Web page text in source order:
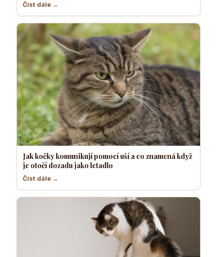
Číst dále →
Jak kočky komunikují pomocí uší a co znamená když
je otočí dozadu jako letadlo
Číst dále →